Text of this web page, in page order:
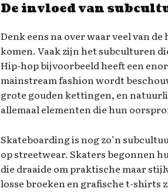
De invloed van
Denk eens na over waar veel van
komen. Vaak zijn het subculturen
Hip-hop bijvoorbeeld heeft een
mainstream fashion wordt
grote gouden kettingen, en
allemaal elementen die hun
Skateboarding is nog zo’n
op streetwear. Skaters begonnen
die draaide om praktische maar
losse broeken en grafische t-shirts